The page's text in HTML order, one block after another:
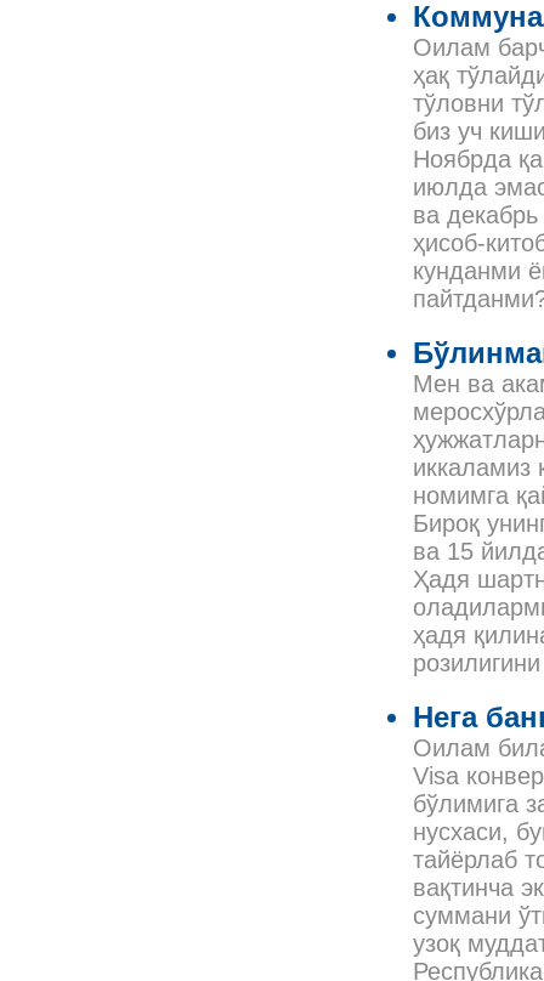
Оилам
ҳақ
тўловни
биз уч
Ноябрда
июлда
ва
ҳисоб-
кунданми
Мен ва
иккаламиз
номимга
Бироқ
ва 15
Ҳадя
ҳадя
Нега
Оилам
Visa
бўлимига
нусхаси,
тайёрлаб
вақтинча
суммани
узоқ